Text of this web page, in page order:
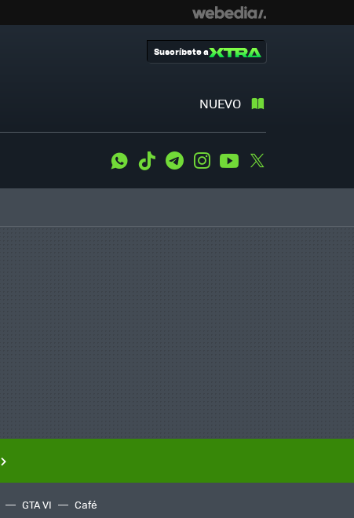
NUEVO
Suscríbete a
WhatsApp
Tiktok TelegramInstagramYoutube
GTA VI Café